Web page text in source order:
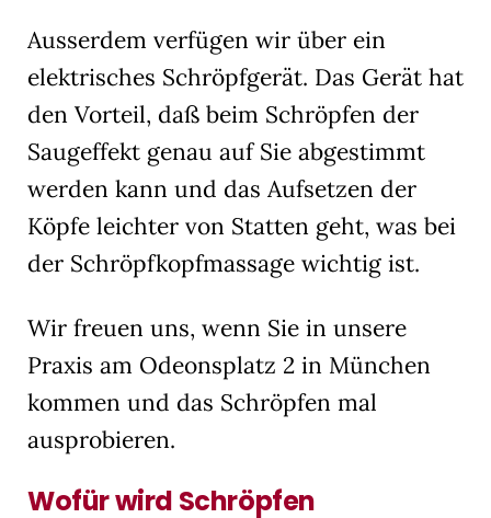
Ausserdem verfügen wir über ein
elektrisches Schröpfgerät. Das Gerät hat
den Vorteil, daß beim Schröpfen der
Saugeffekt genau auf Sie abgestimmt
werden kann und das Aufsetzen der
Köpfe leichter von Statten geht, was bei
der Schröpfkopfmassage wichtig ist.
Wir freuen uns, wenn Sie in unsere
Praxis am Odeonsplatz 2 in München
kommen und das Schröpfen mal
ausprobieren.
Wofür wird Schröpfen